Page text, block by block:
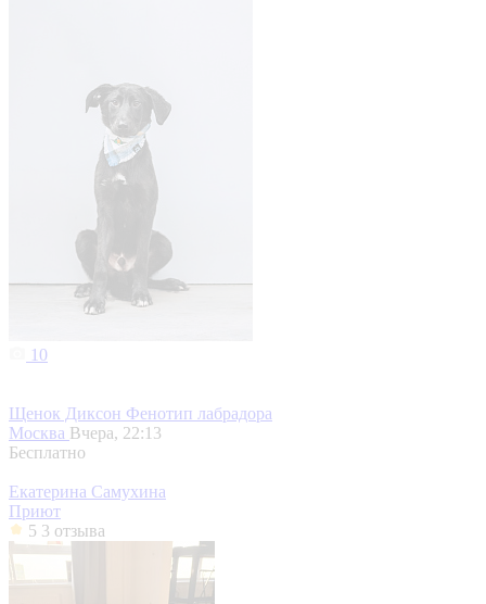
10
Щенок Диксон Фенотип лабрадора
Москва Вчера, 22:13
Бесплатно
Екатерина Самухина
Приют
5 3 отзыва